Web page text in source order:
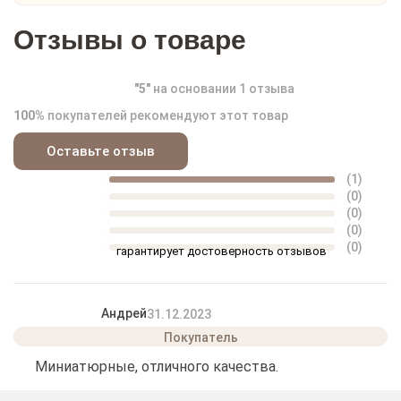
Отзывы о товаре
"5" на основании 1 отзыва
100% покупателей рекомендуют этот товар
Оставьте отзыв
(1)
(0)
(0)
(0)
(0)
гарантирует достоверность отзывов
Андрей31.12.2023
Миниатюрные, отличного качества.